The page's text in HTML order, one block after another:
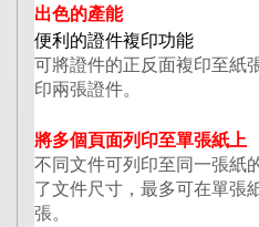
出色的產能
便利的證件複印功能
可將證件的正反面複印至紙
印兩張證件。
將多個頁面列印至單張紙上
不同文件可列印至同一張紙
了文件尺寸，最多可在單張
張。